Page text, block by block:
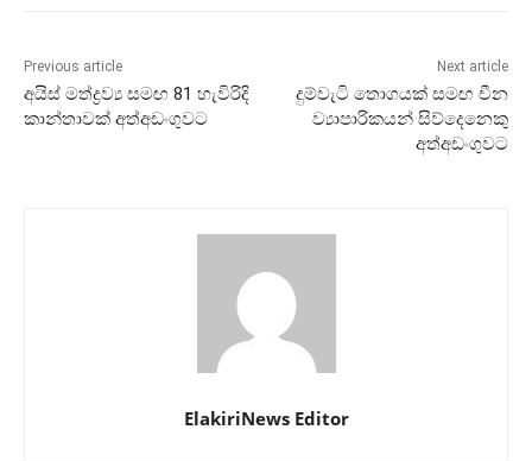
Previous article
අයිස් මත්ද්‍රව්‍ය සමඟ 81 හැවිරිදි
කාන්තාවක් අත්අඩංගුවට
Next article
දුම්වැටි තොගයක් සමඟ චීන
ව්‍යාපාරිකයන් සිව්දෙනෙකු
අත්අඩංගුවට
ElakiriNews Editor